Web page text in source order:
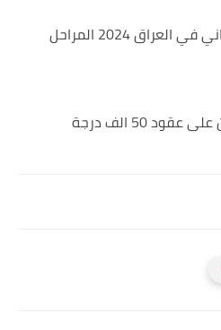
موعد امتحانات الدور الثاني في العراق 2024 المراحل
عاجل .. اسماء المرشحين على عقود 50 الف درجة